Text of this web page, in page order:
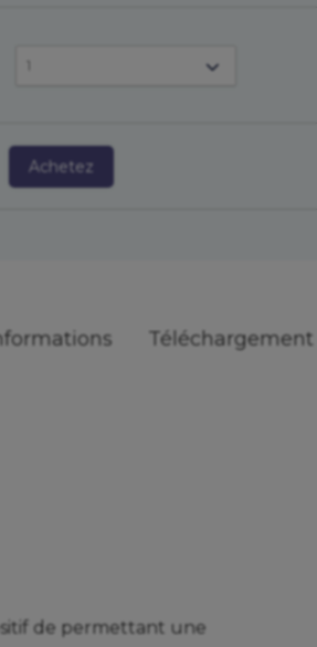
Achetez
Téléchargement
de permettant une